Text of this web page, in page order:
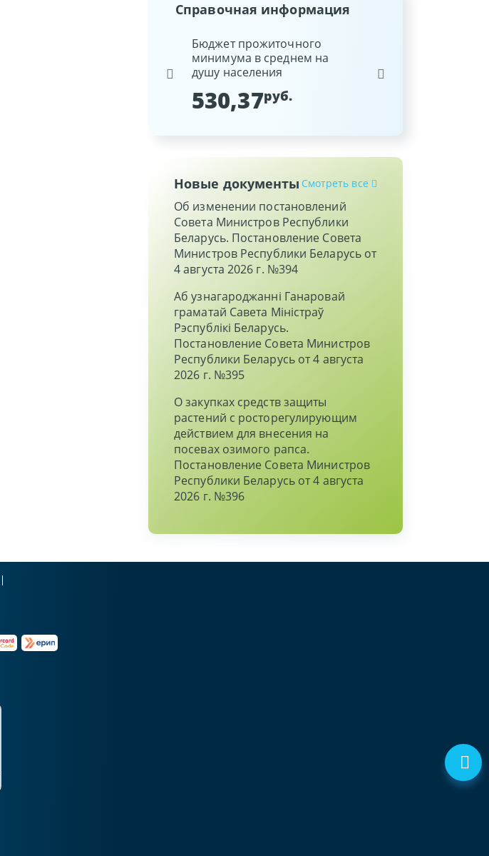
Справочная информация
Бюджет прожиточного
минимума в среднем на
душу населения
530,37руб.
Республики Беларусь
Новые документы Смотреть все
Об изменении постановлений
Совета Министров Республики
Беларусь. Постановление Совета
Министров Республики Беларусь от
4 августа 2026 г. №394
Аб узнагароджаннi Ганаровай
граматай Савета Мiнiстраў
Рэспублiкi Беларусь.
Постановление Совета Министров
Республики Беларусь от 4 августа
2026 г. №395
О закупках средств защиты
растений с росторегулирующим
действием для внесения на
посевах озимого рапса.
Постановление Совета Министров
Республики Беларусь от 4 августа
2026 г. №396